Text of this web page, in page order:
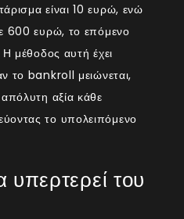
είναι 10 ευρώ, ενώ
600 ευρώ, το επόμενο
Η μέθοδος αυτή έχει
το bankroll μειώνεται,
αξία κάθε
το υπολειπόμενο
υπερτερεί του